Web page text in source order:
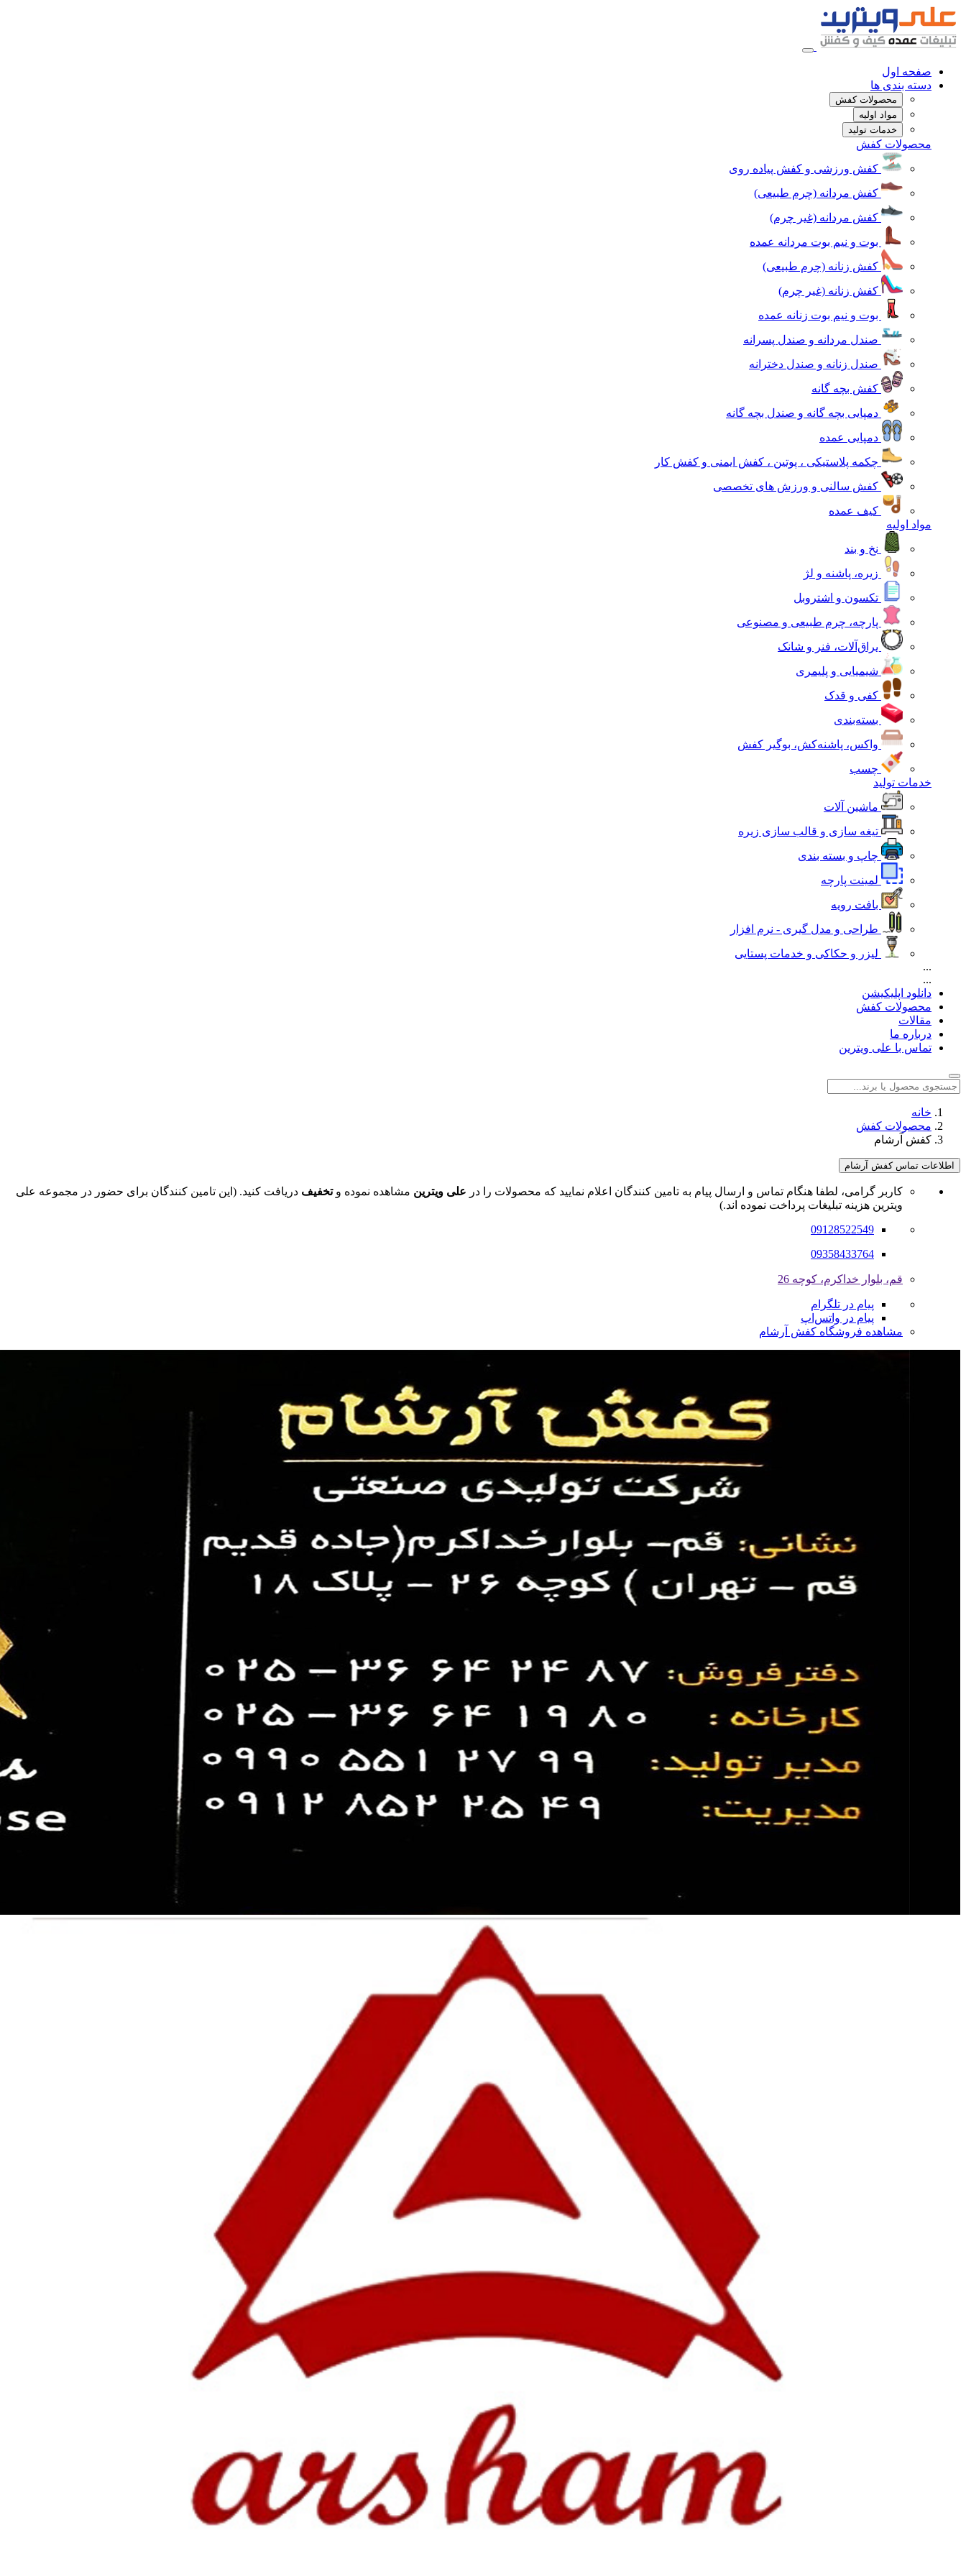
صفحه اول
دسته بندی ها
محصولات کفش
مواد اولیه
خدمات تولید
محصولات کفش
کفش ورزشی و کفش پیاده روی
کفش مردانه (چرم طبیعی)
کفش مردانه (غیر چرم)
بوت و نیم بوت مردانه عمده
کفش زنانه (چرم طبیعی)
کفش زنانه (غیر چرم)
بوت و نیم بوت زنانه عمده
صندل مردانه و صندل پسرانه
صندل زنانه و صندل دخترانه
کفش بچه گانه
دمپایی بچه گانه و صندل بچه گانه
دمپایی عمده
چکمه پلاستیکی ، پوتین ، کفش ایمنی و کفش کار
کفش سالنی و ورزش های تخصصی
کیف عمده
مواد اولیه
نخ و بند
زیره، پاشنه و لژ
تکسون و اشتروبل
پارچه، چرم طبیعی و مصنوعی
یراق‌آلات، فنر و شانک
شیمیایی و پلیمری
کفی و قدک
بسته‌بندی
واکس، پاشنه‌کش، بوگیر کفش
چسب
خدمات تولید
ماشین آلات
تیغه سازی و قالب سازی زیره
چاپ و بسته بندی
لمینت پارچه
بافت رویه
طراحی و مدل گیری - نرم افزار
لیزر و حکاکی و خدمات پستایی
...
...
دانلود اپلیکیشن
محصولات کفش
مقالات
درباره ما
تماس با علی ویترین
خانه
محصولات کفش
کفش آرشام
اطلاعات تماس کفش آرشام
کاربر گرامی، لطفا هنگام تماس و ارسال پیام به تامین کنندگان اعلام نمایید که محصولات را در علی ویترین مشاهده نموده وتخفیف دریافت کنید. (این تامین کنندگان برای حضور در مجموعه علی
ویترین هزینه تبلیغات پرداخت نموده اند.)
09128522549
09358433764
قم، بلوار خداکرم، کوچه 26
پیام در تلگرام
پیام در واتس‌اپ
مشاهده فروشگاه کفش آرشام